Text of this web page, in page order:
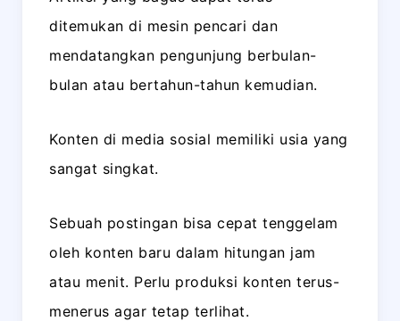
ditemukan di mesin pencari dan
mendatangkan pengunjung berbulan-
bulan atau bertahun-tahun kemudian.
Konten di media sosial memiliki usia yang
sangat singkat.
Sebuah postingan bisa cepat tenggelam
oleh konten baru dalam hitungan jam
atau menit. Perlu produksi konten terus-
menerus agar tetap terlihat.